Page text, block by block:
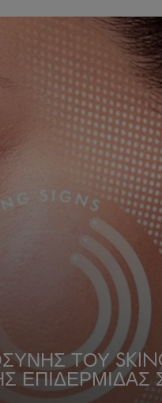
ΤΟΥ
ΕΠΙΔΕΡΜΙΔΑΣ